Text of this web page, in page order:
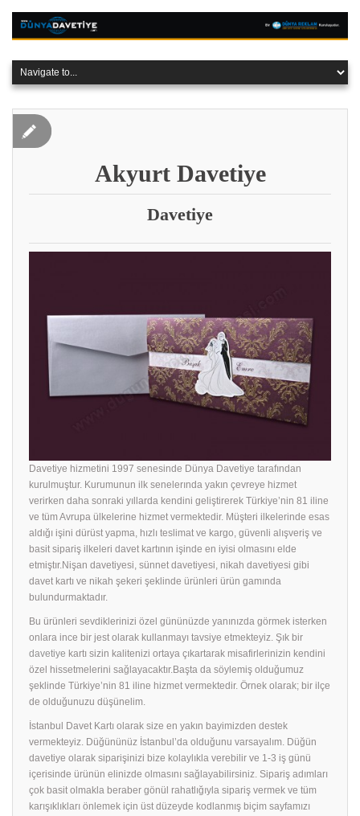
Akyurt Davetiye
Davetiye
Davetiye hizmetini 1997 senesinde Dünya Davetiye tarafından
kurulmuştur. Kurumunun ilk senelerında yakın çevreye hizmet
verirken daha sonraki yıllarda kendini geliştirerek Türkiye’nin 81 iline
ve tüm Avrupa ülkelerine hizmet vermektedir. Müşteri ilkelerinde esas
aldığı işini dürüst yapma, hızlı teslimat ve kargo, güvenli alışveriş ve
basit sipariş ilkeleri davet kartının işinde en iyisi olmasını elde
etmiştır.Nişan davetiyesi, sünnet davetiyesi, nikah davetiyesi gibi
davet kartı ve nikah şekeri şeklinde ürünleri ürün gamında
bulundurmaktadır.
Bu ürünleri sevdiklerinizi özel gününüzde yanınızda görmek isterken
onlara ince bir jest olarak kullanmayı tavsiye etmekteyiz. Şık bir
davetiye kartı sizin kalitenizi ortaya çıkartarak misafirlerinizin kendini
özel hissetmelerini sağlayacaktır.Başta da söylemiş olduğumuz
şeklinde Türkiye’nin 81 iline hizmet vermektedir. Örnek olarak; bir ilçe
de olduğunuzu düşünelim.
İstanbul Davet Kartı olarak size en yakın bayimizden destek
vermekteyiz. Düğününüz İstanbul’da olduğunu varsayalım. Düğün
davetiye olarak siparişinizi bize kolaylıkla verebilir ve 1-3 iş günü
içerisinde ürünün elinizde olmasını sağlayabilirsiniz. Sipariş adımları
çok basit olmakla beraber gönül rahatlığıyla sipariş vermek ve tüm
karışıklıkları önlemek için üst düzeyde kodlanmış biçim sayfamızı